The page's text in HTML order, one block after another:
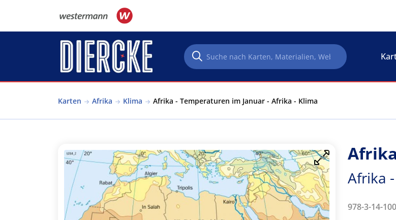
Karten Afrika Klima Afrika - Temperaturen im Januar - Afrika - Klima
Afrika
978-3-14-